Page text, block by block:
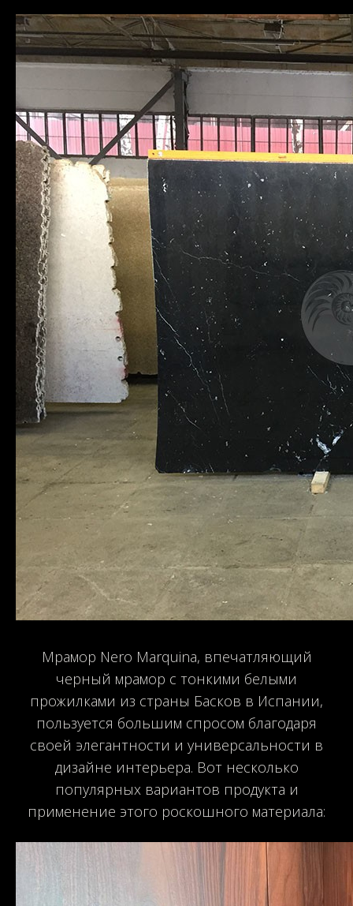
Мрамор Nero Marquina, впечатляющий
черный мрамор с тонкими белыми
прожилками из страны Басков в Испании,
пользуется большим спросом благодаря
своей элегантности и универсальности в
дизайне интерьера. Вот несколько
популярных вариантов продукта и
применение этого роскошного материала: